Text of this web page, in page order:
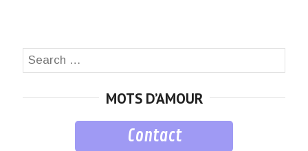
Search
MOTS D’AMOUR
Contact